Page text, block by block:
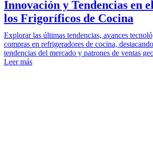
Innovación y Tendencias en
los Frigoríficos de Cocina
Explorar las últimas tendencias, avances
compras en refrigeradores de cocina,
tendencias del mercado y patrones de ventas
Leer más